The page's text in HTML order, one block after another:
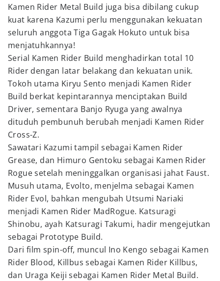
Kamen Rider Metal Build juga bisa dibilang cukup
kuat karena Kazumi perlu menggunakan kekuatan
seluruh anggota Tiga Gagak Hokuto untuk bisa
menjatuhkannya!
Serial Kamen Rider Build menghadirkan total 10
Rider dengan latar belakang dan kekuatan unik.
Tokoh utama Kiryu Sento menjadi Kamen Rider
Build berkat kepintarannya menciptakan Build
Driver, sementara Banjo Ryuga yang awalnya
dituduh pembunuh berubah menjadi Kamen Rider
Cross-Z.
Sawatari Kazumi tampil sebagai Kamen Rider
Grease, dan Himuro Gentoku sebagai Kamen Rider
Rogue setelah meninggalkan organisasi jahat Faust.
Musuh utama, Evolto, menjelma sebagai Kamen
Rider Evol, bahkan mengubah Utsumi Nariaki
menjadi Kamen Rider MadRogue. Katsuragi
Shinobu, ayah Katsuragi Takumi, hadir mengejutkan
sebagai Prototype Build.
Dari film spin-off, muncul Ino Kengo sebagai Kamen
Rider Blood, Killbus sebagai Kamen Rider Killbus,
dan Uraga Keiji sebagai Kamen Rider Metal Build.